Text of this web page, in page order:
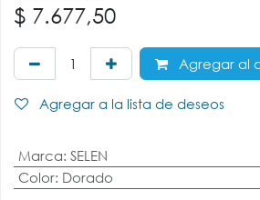
$ 7.677,50
Agregar al
Agregar a la lista de deseos
Marca: SELEN
Color: Dorado